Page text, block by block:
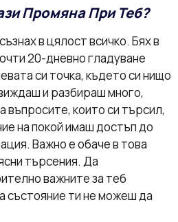
Промяна При Теб?
в цялост всичко. Бях в
20-дневно гладуване
си точка, където си нищо
и разбираш много,
въпросите, които си търсил,
на покой имаш достъп до
Важно е обаче в това
търсения. Да
важните за теб
състояние ти не можеш да